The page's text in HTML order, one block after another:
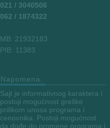
021 / 3040506
062 / 1874322
MB: 21932183
PIB: 11383
Napomena:
Sajt je informativnog karaktera i
postoji mogućnost greške
prilikom unosa programa i
cenovnika. Postoji mogućnost
da dođe do promene programa i